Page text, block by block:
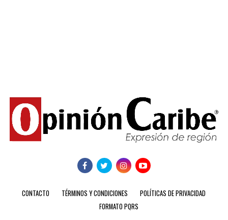
CONTACTO TÉRMINOS Y CONDICIONES
POLÍTICAS DE PRIVACIDAD
FORMATO PQRS